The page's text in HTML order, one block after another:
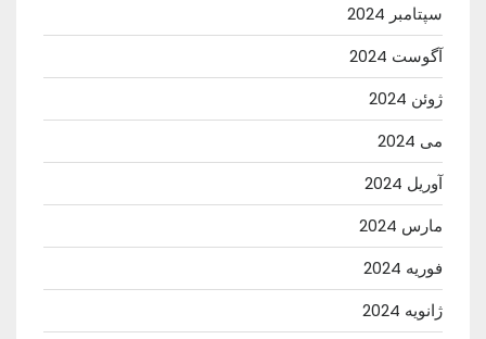
سپتامبر 2024
آگوست 2024
ژوئن 2024
می 2024
آوریل 2024
مارس 2024
فوریه 2024
ژانویه 2024